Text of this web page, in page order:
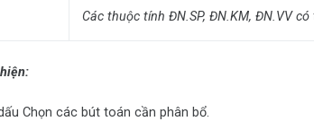
Các thuộc tính ĐN.SP, ĐN.KM, ĐN.VV
Chọn các bút toán cần phân bổ.